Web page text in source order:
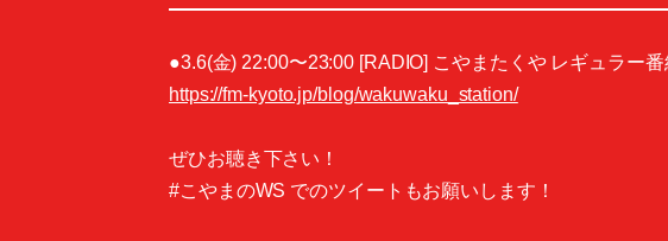
●3.6(金) 22:00〜23:00 [RADIO] こやまたくや レギュラー
https://fm-kyoto.jp/blog/wakuwaku_station/
ぜひお聴き下さい！
#こやまのWS でのツイートもお願いします！